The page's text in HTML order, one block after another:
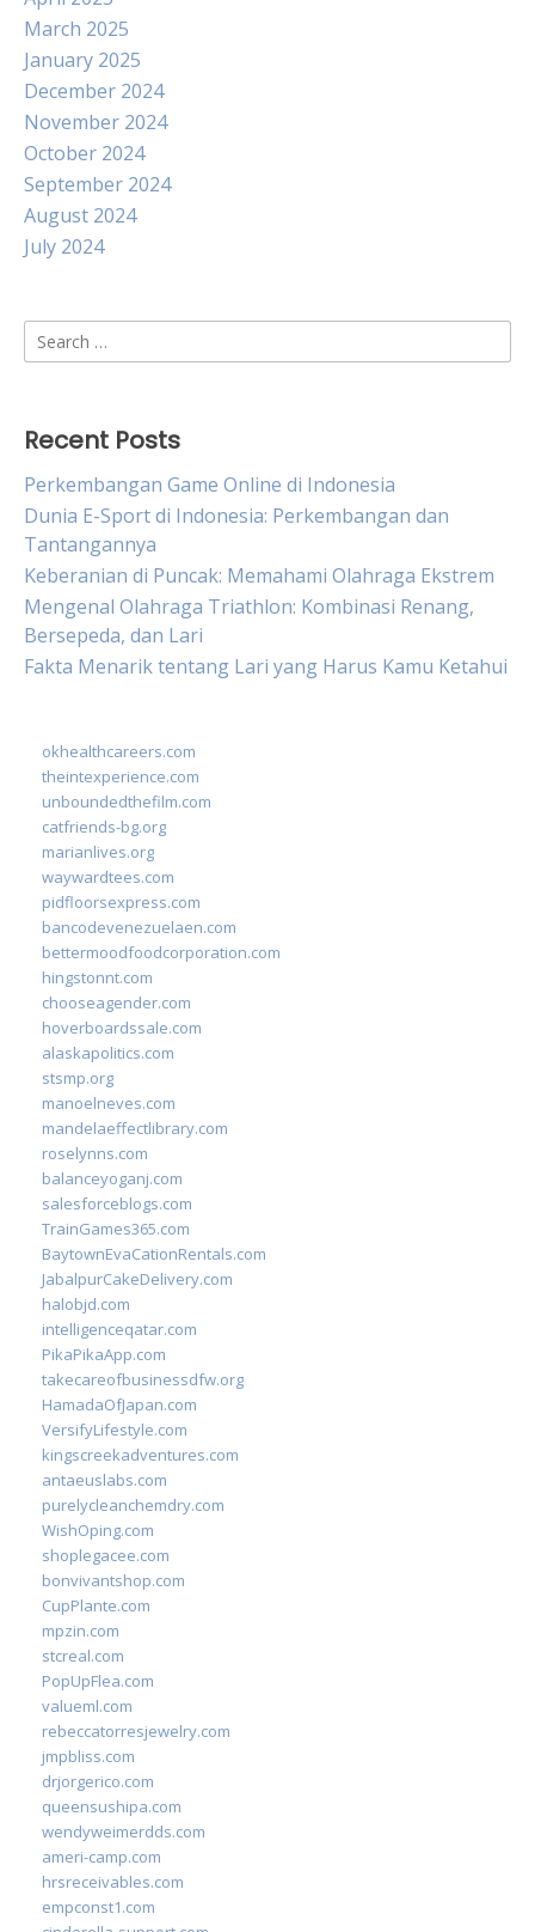
March 2025
January 2025
December 2024
November 2024
October 2024
September 2024
August 2024
July 2024
Search
for:
Recent Posts
Perkembangan Game Online di Indonesia
Dunia E-Sport di Indonesia: Perkembangan dan
Tantangannya
Keberanian di Puncak: Memahami Olahraga Ekstrem
Mengenal Olahraga Triathlon: Kombinasi Renang,
Bersepeda, dan Lari
Fakta Menarik tentang Lari yang Harus Kamu Ketahui
okhealthcareers.com
theintexperience.com
unboundedthefilm.com
catfriends-bg.org
marianlives.org
waywardtees.com
pidfloorsexpress.com
bancodevenezuelaen.com
bettermoodfoodcorporation.com
hingstonnt.com
chooseagender.com
hoverboardssale.com
alaskapolitics.com
stsmp.org
manoelneves.com
mandelaeffectlibrary.com
roselynns.com
balanceyoganj.com
salesforceblogs.com
TrainGames365.com
BaytownEvaCationRentals.com
JabalpurCakeDelivery.com
halobjd.com
intelligenceqatar.com
PikaPikaApp.com
takecareofbusinessdfw.org
HamadaOfJapan.com
VersifyLifestyle.com
kingscreekadventures.com
antaeuslabs.com
purelycleanchemdry.com
WishOping.com
shoplegacee.com
bonvivantshop.com
CupPlante.com
mpzin.com
stcreal.com
PopUpFlea.com
valueml.com
rebeccatorresjewelry.com
jmpbliss.com
drjorgerico.com
queensushipa.com
wendyweimerdds.com
ameri-camp.com
hrsreceivables.com
empconst1.com